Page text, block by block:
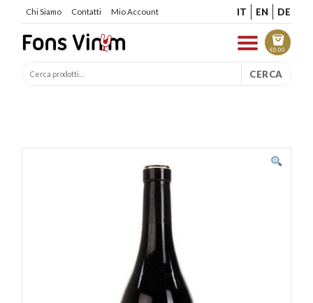
Chi Siamo Contatti Mio Account IT EN DE
€0.00
CERCA